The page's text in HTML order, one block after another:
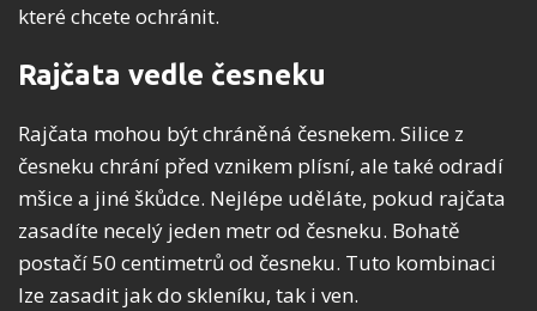
které chcete ochránit.
Rajčata vedle česneku
Rajčata mohou být chráněná česnekem. Silice z
česneku chrání před vznikem plísní, ale také odradí
mšice a jiné škůdce. Nejlépe uděláte, pokud rajčata
zasadíte necelý jeden metr od česneku. Bohatě
postačí 50 centimetrů od česneku. Tuto kombinaci
lze zasadit jak do skleníku, tak i ven.